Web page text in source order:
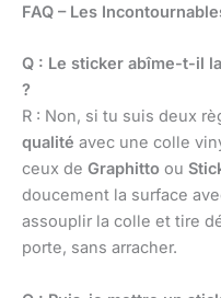
FAQ – Les
Q : Le sticker abîme-t-il
?
R : Non, si tu suis deux
qualité avec une colle
ceux de Graphitto ou
doucement la surface
assouplir la colle et tire
porte, sans arracher.